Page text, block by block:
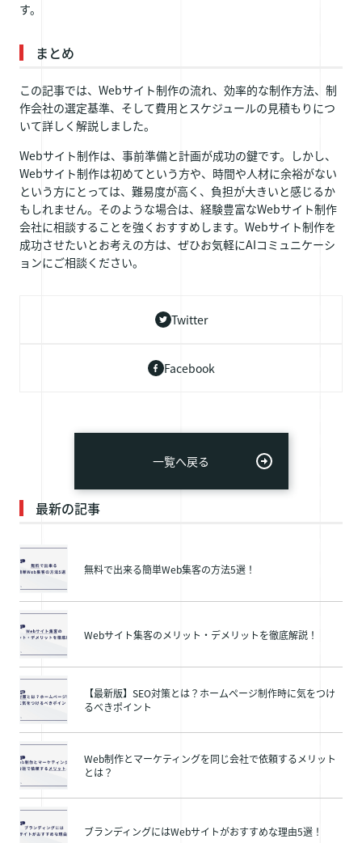
す。
まとめ
この記事では、Webサイト制作の流れ、効率的な制作方法、制
作会社の選定基準、そして費用とスケジュールの見積もりにつ
いて詳しく解説しました。
Webサイト制作は、事前準備と計画が成功の鍵です。しかし、
Webサイト制作は初めてという方や、時間や人材に余裕がない
という方にとっては、難易度が高く、負担が大きいと感じるか
もしれません。そのような場合は、経験豊富なWebサイト制作
会社に相談することを強くおすすめします。Webサイト制作を
成功させたいとお考えの方は、ぜひお気軽にAIコミュニケーシ
ョンにご相談ください。
Twitter
Facebook
一覧へ戻る
最新の記事
無料で出来る簡単Web集客の方法5選！
Webサイト集客のメリット・デメリットを徹底解説！
【最新版】SEO対策とは？ホームページ制作時に気をつけ
るべきポイント
Web制作とマーケティングを同じ会社で依頼するメリット
とは？
ブランディングにはWebサイトがおすすめな理由5選！